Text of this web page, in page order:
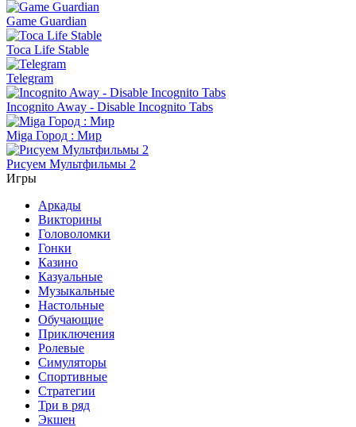
Game Guardian
Toca Life Stable
Telegram
Incognito Away - Disable Incognito Tabs
Miga Город : Мир
Рисуем Мультфильмы 2
Игры
Аркады
Викторины
Головоломки
Гонки
Казино
Казуальные
Музыкальные
Настольные
Обучающие
Приключения
Ролевые
Симуляторы
Спортивные
Стратегии
Три в ряд
Экшен